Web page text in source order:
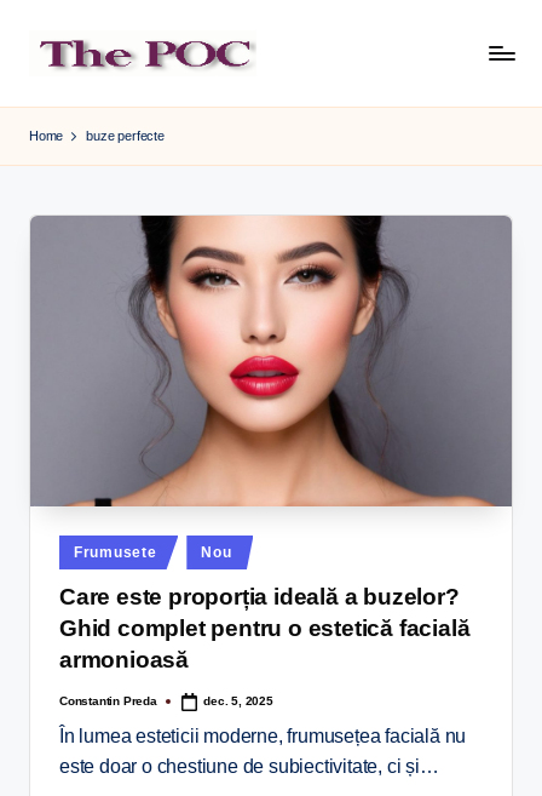
content
Home buze perfecte
Frumusete Nou
Care este proporția ideală a buzelor?
Ghid complet pentru o estetică facială
armonioasă
Constantin Preda dec. 5, 2025
În lumea esteticii moderne, frumusețea facială nu
este doar o chestiune de subiectivitate, ci și…